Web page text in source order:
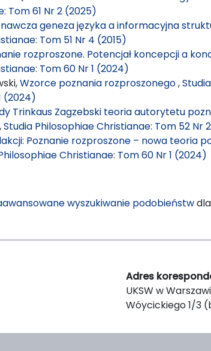
Tom 61 Nr 2 (2025)
geneza języka a informacyjna
Tom 51 Nr 4 (2015)
rozproszone. Potencjał koncepcji a
Tom 60 Nr 1 (2024)
Wzorce poznania rozproszonego,
(2024)
Trinkaus Zagzebski teoria autorytetu
,Studia Philosophiae Christianae: Tom 52 Nr
Poznanie rozproszone – nowa teoria
Christianae: Tom 60 Nr 1 (2024)
wyszukiwanie podobieństw
Adres
UKSW w
Wóycickiego 1/3